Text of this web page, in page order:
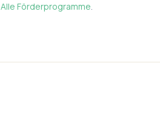
Alle Förderprogramme.